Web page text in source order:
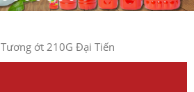
Tương ớt 210G Đại Tiến